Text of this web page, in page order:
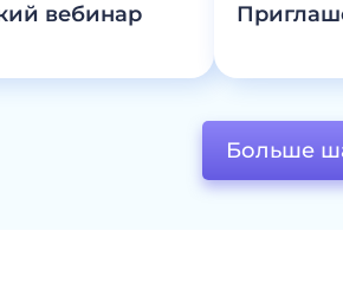
вебинар
Больше